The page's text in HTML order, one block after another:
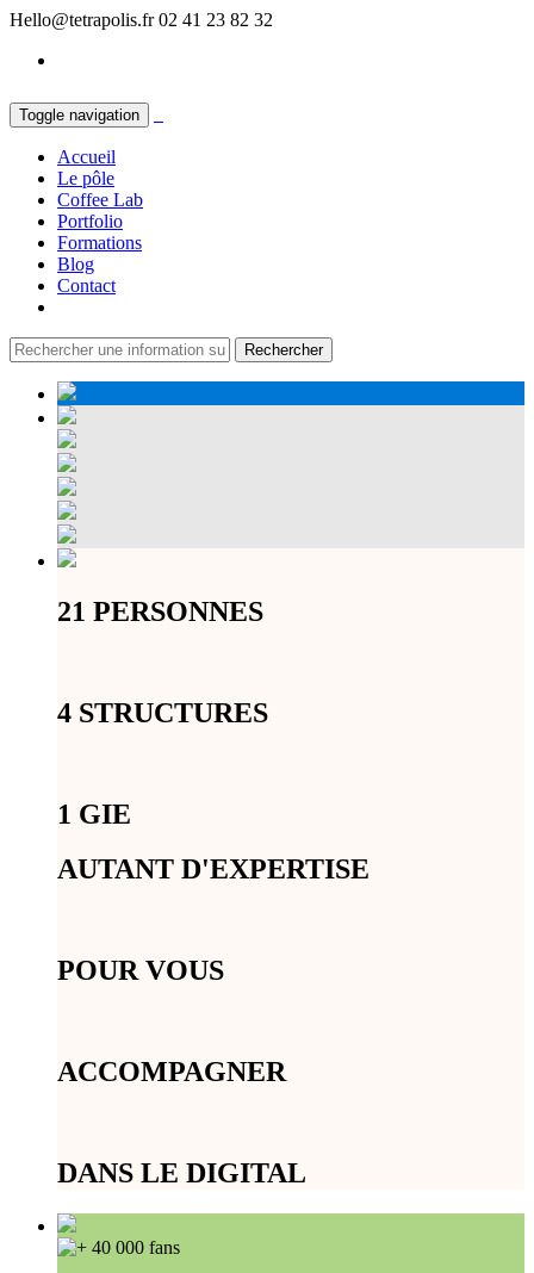
Hello@tetrapolis.fr 02 41 23 82 32
Toggle navigation
Accueil
Le pôle
Coffee Lab
Portfolio
Formations
Blog
Contact
21 PERSONNES
4 STRUCTURES
1 GIE
AUTANT D'EXPERTISE
POUR VOUS
ACCOMPAGNER
DANS LE DIGITAL